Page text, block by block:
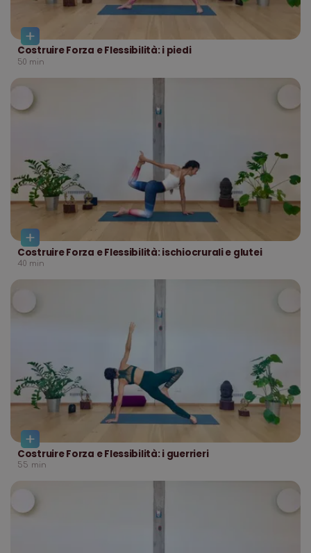
Costruire Forza e Flessibilità: i piedi
50 min
Costruire Forza e Flessibilità: ischiocrurali e glutei
40 min
Costruire Forza e Flessibilità: i guerrieri
55 min